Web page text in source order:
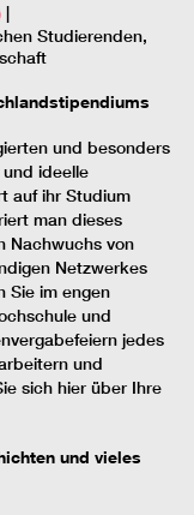
|
Studierenden,
und besonders
ideelle
auf ihr Studium
man dieses
Nachwuchs von
Netzwerkes
Sie im engen
und
jedes
und
sich hier über Ihre
und vieles